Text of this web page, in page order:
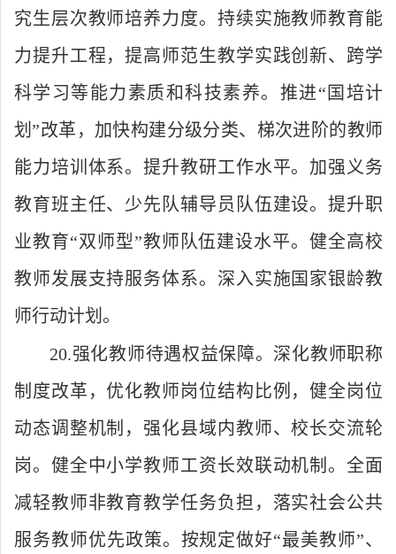
究生层次教师培养力度。持续实施教师教育能
力提升工程，提高师范生教学实践创新、跨学
科学习等能力素质和科技素养。推进“国培计
划”改革，加快构建分级分类、梯次进阶的教师
能力培训体系。提升教研工作水平。加强义务
教育班主任、少先队辅导员队伍建设。提升职
业教育“双师型”教师队伍建设水平。健全高校
教师发展支持服务体系。深入实施国家银龄教
师行动计划。
20.强化教师待遇权益保障。深化教师职称
制度改革，优化教师岗位结构比例，健全岗位
动态调整机制，强化县域内教师、校长交流轮
岗。健全中小学教师工资长效联动机制。全面
减轻教师非教育教学任务负担，落实社会公共
服务教师优先政策。按规定做好“最美教师”、